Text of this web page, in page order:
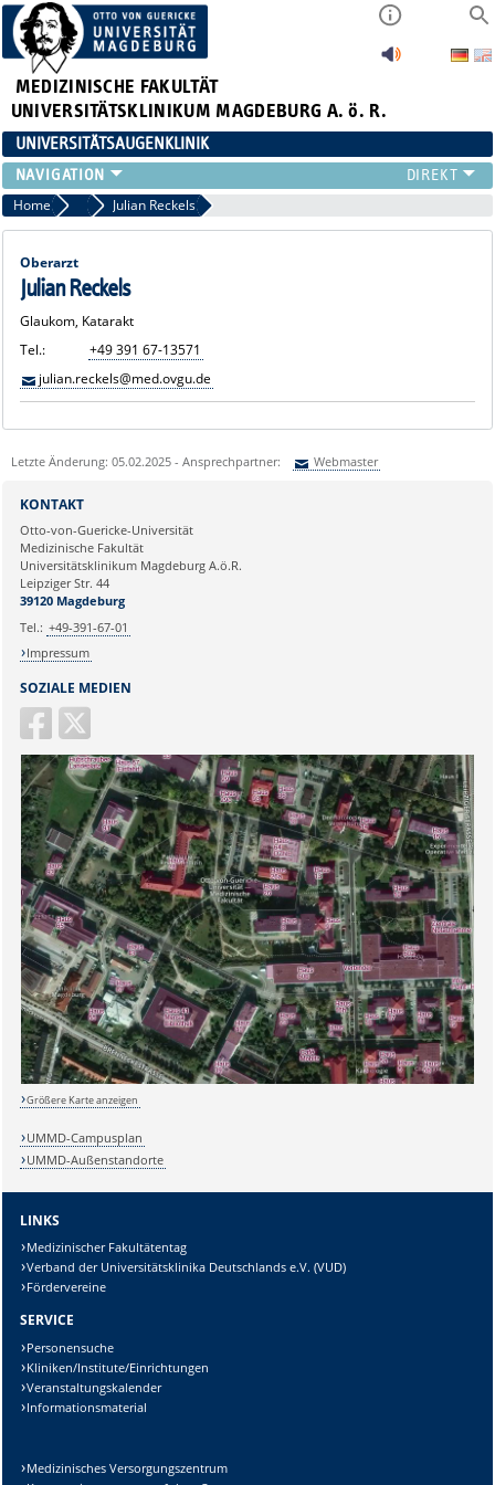
MEDIZINISCHE FAKULTÄT
UNIVERSITÄTSKLINIKUM MAGDEBURG A. ö. R.
UNIVERSITÄTSAUGENKLINIK
AKTUELLES
KLINIK
TEAM
FORSCHUNG
LEHRE
Home Ärztliche Mitarbeiterinnen und Mitarbeiter
Julian Reckels
Oberarzt
Julian Reckels
Glaukom, Katarakt
Tel.:
+49 391 67-13571
julian.reckels@med.ovgu.de
Letzte Änderung: 05.02.2025 - Ansprechpartner: Webmaster
Ihre E-Mailadresse:
Ihr Anliegen:
Sicherheitsabfrage:
Lösung:
SOZIALE MEDIEN
KONTAKT
Otto-von-Guericke-Universität
Medizinische Fakultät
Universitätsklinikum Magdeburg A.ö.R.
Leipziger Str. 44
39120 Magdeburg
Tel.: +49-391-67-01
Impressum
Größere Karte anzeigen
UMMD-Campusplan
UMMD-Außenstandorte
LINKS
Medizinischer Fakultätentag
Verband der Universitätsklinika Deutschlands e.V. (VUD)
Fördervereine
SERVICE
Personensuche
Kliniken/Institute/Einrichtungen
Veranstaltungskalender
Informationsmaterial
Medizinisches Versorgungszentrum